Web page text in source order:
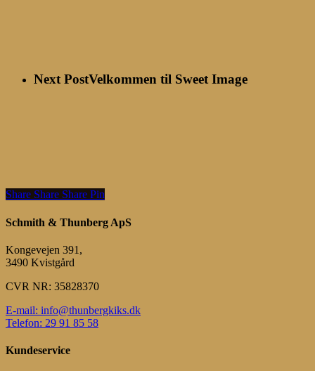
Next PostVelkommen til Sweet Image
Share
Share Share Share Pin
Schmith & Thunberg ApS
Kongevejen 391,
3490 Kvistgård
CVR NR: 35828370
E-mail: info@thunbergkiks.dk
Telefon: 29 91 85 58
Kundeservice